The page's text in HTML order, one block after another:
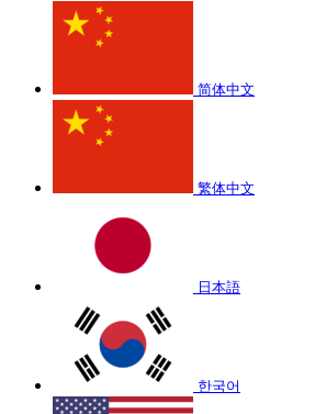
简体中文
繁体中文
日本語
한국어